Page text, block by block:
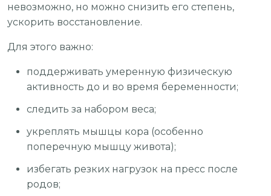
невозможно, но можно снизить его степень,
ускорить восстановление.
Для этого важно:
поддерживать умеренную физическую
активность до и во время беременности;
следить за набором веса;
укреплять мышцы кора (особенно
поперечную мышцу живота);
избегать резких нагрузок на пресс после
родов;